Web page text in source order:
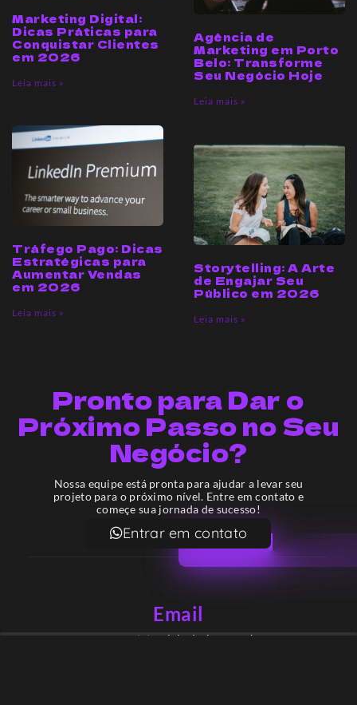
Marketing Digital:
Dicas Práticas para
Conquistar Clientes
em 2026
Leia mais »
Agência de
Marketing em Porto
Belo: Transforme
Seu Negócio Hoje
Leia mais »
Tráfego Pago: Dicas
Estratégicas para
Aumentar Vendas
em 2026
Leia mais »
Storytelling: A Arte
de Engajar Seu
Público em 2026
Leia mais »
Pronto para Dar o
Próximo Passo no Seu
Negócio?
Nossa equipe está pronta para ajudar a levar seu
projeto para o próximo nível. Entre em contato e
começe sua jornada de sucesso!
Entrar em contato
Email
contato@lekodesign.com.br